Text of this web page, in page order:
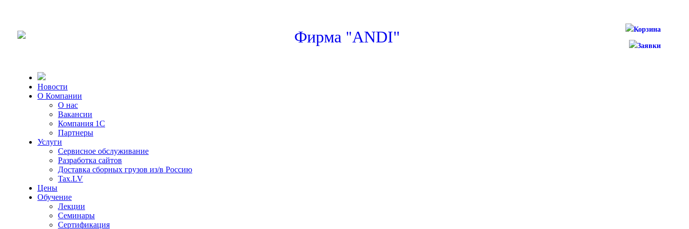
Фирма "ANDI" Корзина
Заявки
Новости
О Компании
О нас
Вакансии
Компания 1С
Партнеры
Услуги
Сервисное обслуживание
Разработка сайтов
Доставка сборных грузов из/в Россию
Tax.LV
Цены
Обучение
Лекции
Семинары
Сертификация